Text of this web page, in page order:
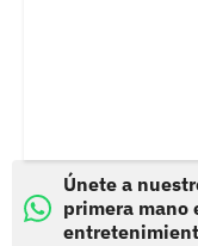
Únete a
primera mano